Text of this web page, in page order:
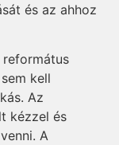
és az ahhoz
református
kell
Az
kézzel és
A